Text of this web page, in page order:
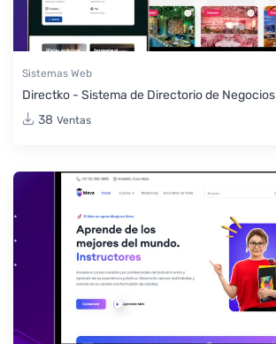
Sistemas Web
Directko - Sistema de Directorio de Negocios
38 Ventas